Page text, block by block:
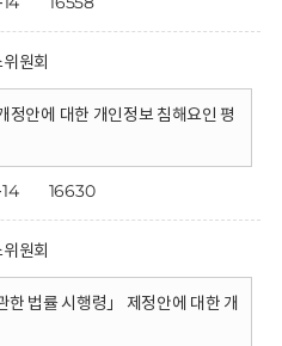
원회
정안에 대한 개인정보 침해요인 평
16630
원회
한 법률 시행령」 제정안에 대한 개